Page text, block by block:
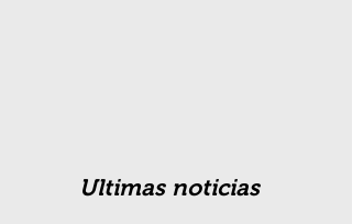
Ultimas noticias